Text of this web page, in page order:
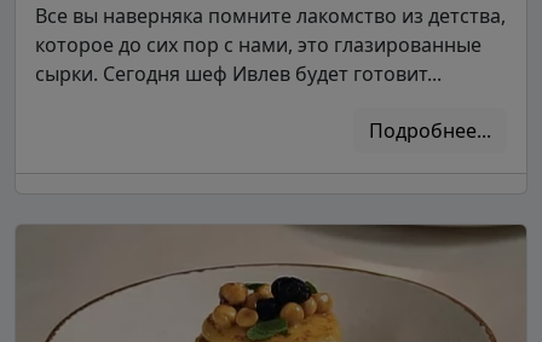
Все вы наверняка помните лакомство из детства,
которое до сих пор с нами, это глазированные
сырки. Сегодня шеф Ивлев будет готовит...
Подробнее...